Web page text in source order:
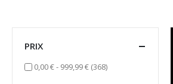
PRIX
0,00 €- 999,99 € (368)items